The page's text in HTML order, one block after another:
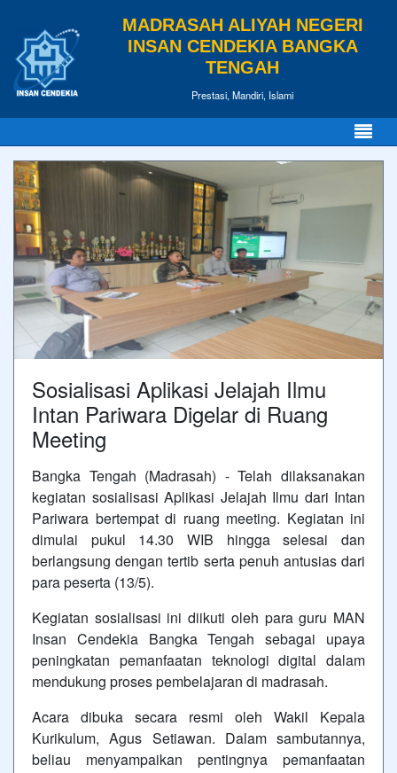
MADRASAH ALIYAH NEGERI
INSAN CENDEKIA BANGKA
TENGAH
Prestasi, Mandiri, Islami
Sosialisasi Aplikasi Jelajah Ilmu
Intan Pariwara Digelar di Ruang
Meeting
Bangka Tengah (Madrasah) - Telah dilaksanakan
kegiatan sosialisasi Aplikasi Jelajah Ilmu dari Intan
Pariwara bertempat di ruang meeting. Kegiatan ini
dimulai pukul 14.30 WIB hingga selesai dan
berlangsung dengan tertib serta penuh antusias dari
para peserta (13/5).
Kegiatan sosialisasi ini diikuti oleh para guru MAN
Insan Cendekia Bangka Tengah sebagai upaya
peningkatan pemanfaatan teknologi digital dalam
mendukung proses pembelajaran di madrasah.
Acara dibuka secara resmi oleh Wakil Kepala
Kurikulum,Agus Setiawan. Dalam sambutannya,
beliau menyampaikan pentingnya pemanfaatan